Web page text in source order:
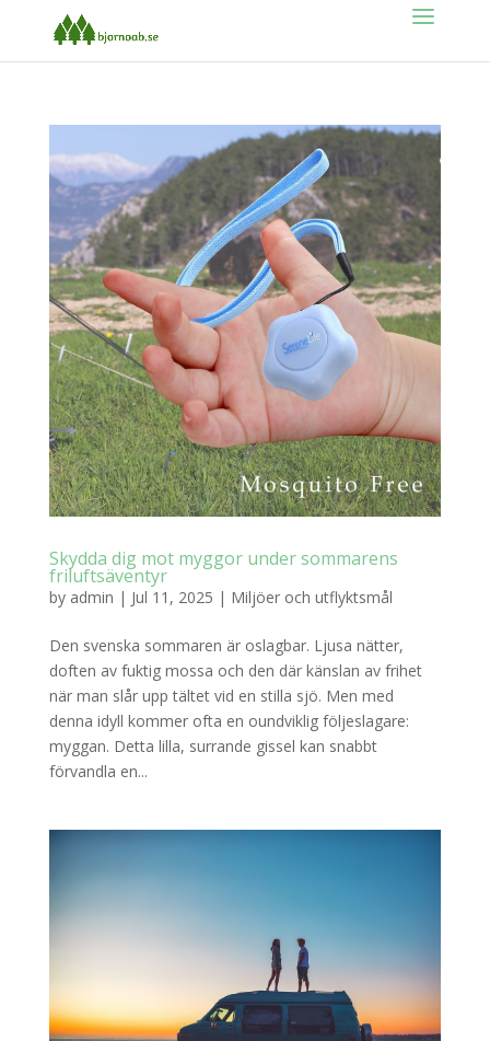
Skydda dig mot myggor under sommarens
friluftsäventyr
by admin | Jul 11, 2025 | Miljöer och utflyktsmål
Den svenska sommaren är oslagbar. Ljusa nätter,
doften av fuktig mossa och den där känslan av frihet
när man slår upp tältet vid en stilla sjö. Men med
denna idyll kommer ofta en oundviklig följeslagare:
myggan. Detta lilla, surrande gissel kan snabbt
förvandla en...